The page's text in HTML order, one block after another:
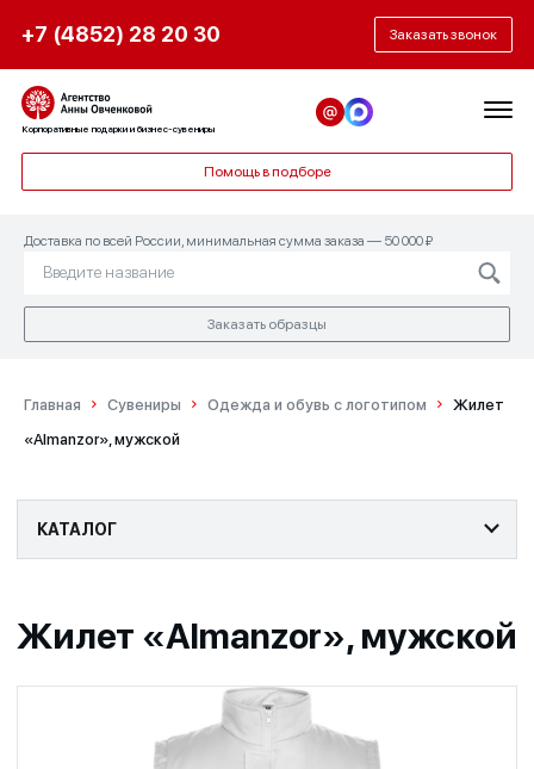
+7 (4852) 28 20 30 Заказать звонок
Корпоративные подарки и бизнес-сувениры
Помощь в подборе
Доставка по всей России, минимальная сумма заказа — 50 000 ₽
Заказать образцы
Главная Сувениры Одежда и обувь с логотипом
Жилет
«Almanzor», мужской
КАТАЛОГ
Жилет «Almanzor», мужской